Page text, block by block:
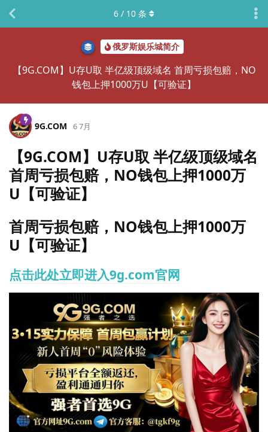
俄罗斯娱乐城简介
【9G.COM】U存U取 半亿级顶级域名 首周亏损包赔，NO
钱包上押1000万U【可验证】
6 / 10 条
9G.​COM 6 7月
【9G.COM】U存U取 半亿级顶级域名
首周亏损包赔，NO钱包上押1000万
U【可验证】
首周亏损包赔，NO钱包上押1000万
U【可验证】
点击此处立即进入9g.com官网